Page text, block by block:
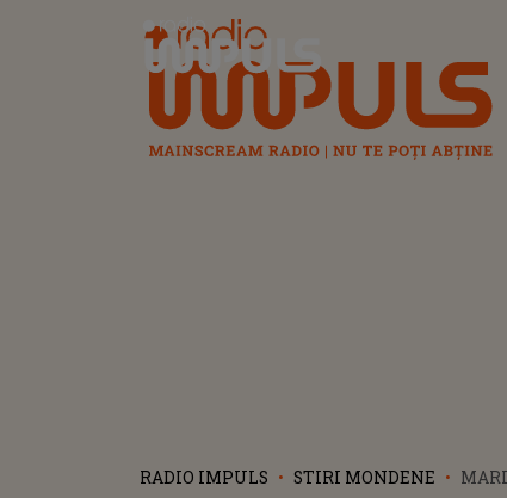
Radio Impuls
RADIO IMPULS STIRI MONDENE